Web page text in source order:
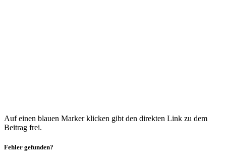
Auf einen blauen Marker klicken gibt den direkten Link zu dem
Beitrag frei.
Fehler gefunden?